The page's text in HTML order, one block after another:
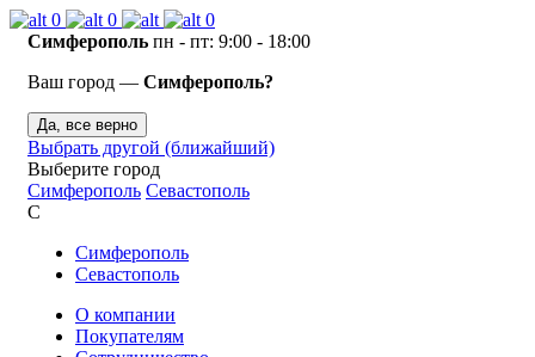
0 0
0
Симферополь пн - пт: 9:00 - 18:00
Ваш город — Симферополь?
Да, все верно
Выбрать другой (ближайший)
Выберите город
Симферополь Севастополь
С
Симферополь
Севастополь
О компании
Покупателям